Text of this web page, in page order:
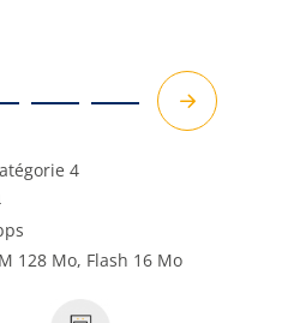
Suivant
4
128 Mo, Flash 16 Mo